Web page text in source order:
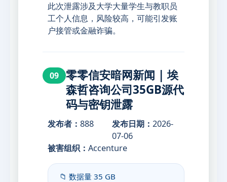
此次泄露涉及大学大量学生与教职员
工个人信息，风险较高，可能引发账
户接管或金融诈骗。
09
零零信安暗网新闻 | 埃
森哲咨询公司35GB源代
码与密钥泄露
发布者： 888 发布日期： 2026-
07-06
被害组织： Accenture
📁 数据量 35 GB